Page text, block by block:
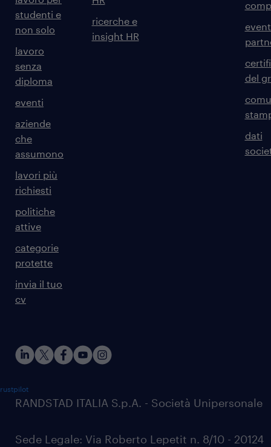
studenti e
non solo
lavoro
senza
diploma
eventi
aziende
che
assumono
lavori più
richiesti
politiche
attive
categorie
protette
invia il tuo
cv
ricerche e
insight HR
del
dati
RANDSTAD ITALIA S.p.A. - Società Unipersonale
Sede Legale: Via Roberto Lepetit n. 8/10 - 20124